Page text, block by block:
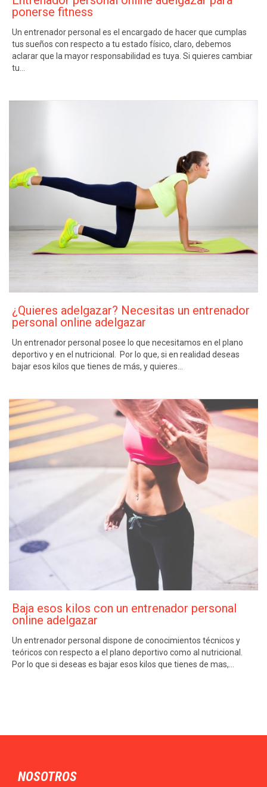
ponerse fitness
Un entrenador personal es el encargado de hacer que cumplas
tus sueños con respecto a tu estado físico, claro, debemos
aclarar que la mayor responsabilidad es tuya. Si quieres cambiar
tu…
¿Quieres adelgazar? Necesitas un entrenador
personal online adelgazar
Un entrenador personal posee lo que necesitamos en el plano
deportivo y en el nutricional. Por lo que, si en realidad deseas
bajar esos kilos que tienes de más, y quieres…
Baja esos kilos con un entrenador personal
online adelgazar
Un entrenador personal dispone de conocimientos técnicos y
teóricos con respecto a el plano deportivo como al nutricional.
Por lo que si deseas es bajar esos kilos que tienes de mas,…
NOSOTROS